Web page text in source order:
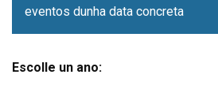
eventos dunha data concreta
Escolle un ano: